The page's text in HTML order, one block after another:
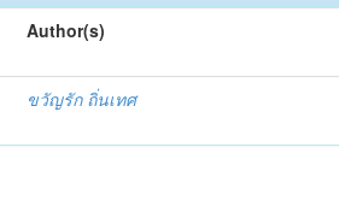
Author(s)
ขวัญรัก ถิ่นเทศ